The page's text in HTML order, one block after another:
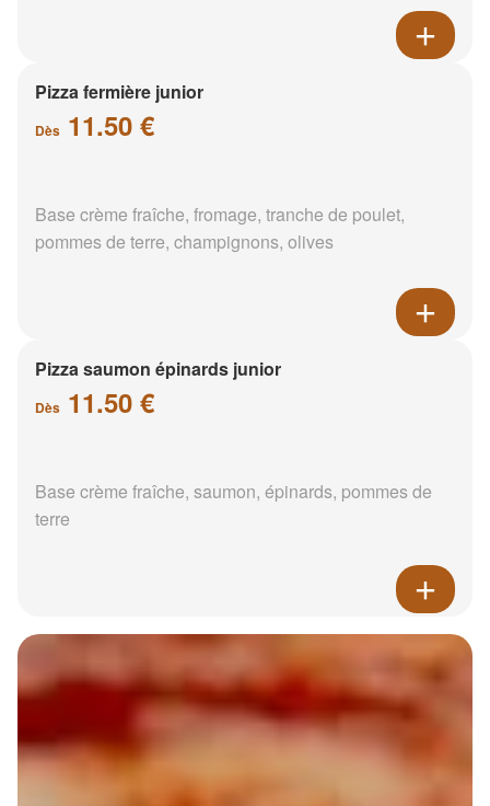
Pizza fermière junior
Dès 11.50 €
Base crème fraîche, fromage, tranche de poulet,
pommes de terre, champignons, olives
Pizza saumon épinards junior
Dès 11.50 €
Base crème fraîche, saumon, épinards, pommes de
terre